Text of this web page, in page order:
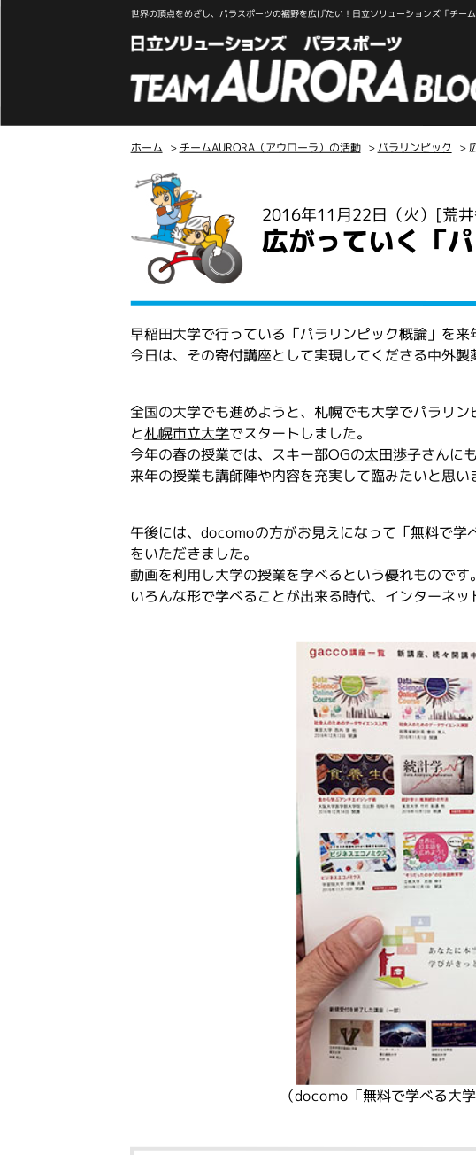
世界の頂点をめざし、パラスポーツの裾野を広げたい！日立ソリューションズ「チー
ホーム > チームAURORA（アウローラ）の活動 >パラリンピック >
2016年11月22日（火） [荒
広がっていく「
早稲田大学で行っている「パラリンピック概論」を来
今日は、その寄付講座として実現してくださる中外製
全国の大学でも進めようと、札幌でも大学でパラリ
と札幌市立大学でスタートしました。
今年の春の授業では、スキー部OGの太田渉子さんにも
来年の授業も講師陣や内容を充実して臨みたいと思い
午後には、docomoの方がお見えになって「無料で
をいただきました。
動画を利用し大学の授業を学べるという優れものです。
いろんな形で学べることが出来る時代、インターネッ
（docomo「無料で学べる大